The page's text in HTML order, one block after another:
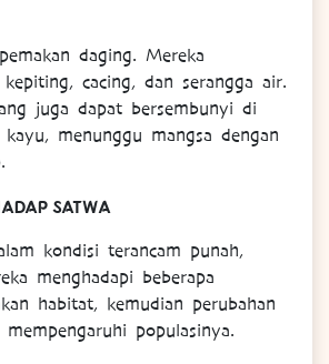
daging. Mereka
cacing, dan serangga air.
juga dapat bersembunyi di
menunggu mangsa dengan
SATWA
kondisi terancam punah,
menghadapi beberapa
habitat, kemudian perubahan
populasinya.